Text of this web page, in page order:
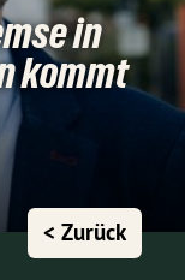
in
kommt
< Zurück